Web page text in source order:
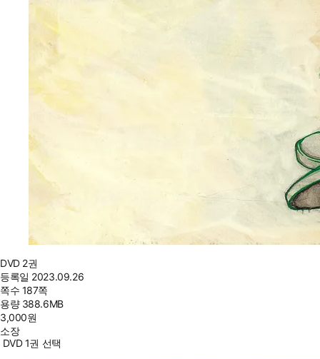
DVD 2권
등록일 2023.09.26
쪽수 187쪽
용량 388.6MB
3,000원
소장
DVD 1권 선택